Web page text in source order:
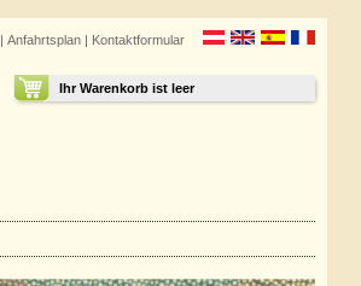
| Anfahrtsplan | Kontaktformular
Ihr Warenkorb ist leer